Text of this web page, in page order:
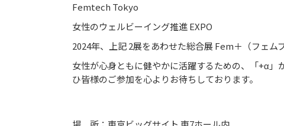
Femtech Tokyo
女性のウェルビーイング推進 EXPO
2024年、上記 2展をあわせた総合展 Fem＋（フェム
女性が心身ともに健やかに活躍するための、「+α
ひ皆様のご参加を心よりお待ちしております。